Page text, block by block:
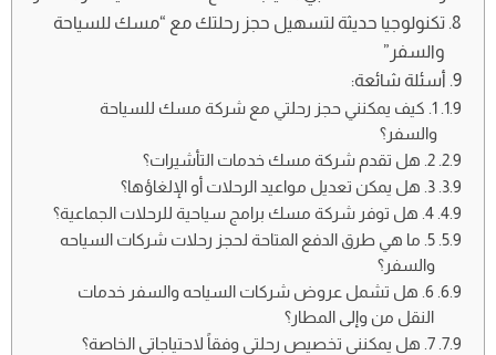
تكنولوجيا حديثة لتسهيل حجز رحلتك مع “مسك للسياحة
والسفر”
أسئلة شائعة:
1. كيف يمكنني حجز رحلتي مع شركة مسك للسياحة
والسفر؟
2. هل تقدم شركة مسك خدمات التأشيرات؟
3. هل يمكن تعديل مواعيد الرحلات أو الإلغاؤها؟
4. هل توفر شركة مسك برامج سياحية للرحلات الجماعية؟
5. ما هي طرق الدفع المتاحة لحجز رحلات شركات السياحه
والسفر؟
6. هل تشمل عروض شركات السياحه والسفر خدمات
النقل من وإلى المطار؟
7. هل يمكنني تخصيص رحلتي وفقاً لاحتياجاتي الخاصة؟